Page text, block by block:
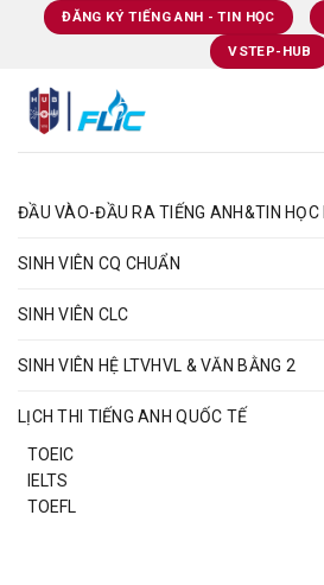
ĐĂNG KÝ TIẾNG ANH - TIN HỌC
VSTEP-HUB
ĐẦU VÀO-ĐẦU RA TIẾNG ANH&TIN HỌC
SINH VIÊN CQ CHUẨN
SINH VIÊN CLC
SINH VIÊN HỆ LTVHVL & VĂN BẰNG 2
LỊCH THI TIẾNG ANH QUỐC TẾ
TOEIC
IELTS
TOEFL